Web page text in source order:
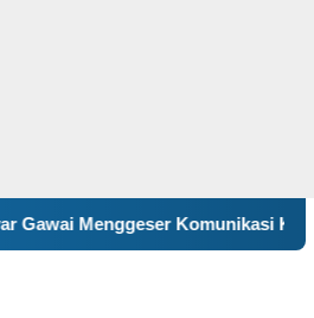
Keluarga, ILM